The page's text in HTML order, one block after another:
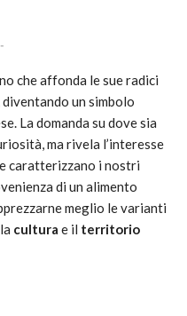
che affonda le sue radici
diventando un simbolo
La domanda su dove sia
ma rivela l’interesse
caratterizzano i nostri
di un alimento
meglio le varianti
cultura e il territorio